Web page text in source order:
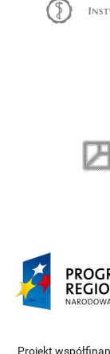
Projekt